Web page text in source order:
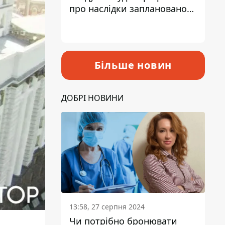
про наслідки запланованого
Більше новин
ДОБРІ НОВИНИ
13:58, 27 серпня 2024
Чи потрібно бронювати